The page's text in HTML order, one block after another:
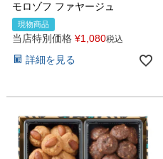
モロゾフ ファヤージュ
現物商品
当店特別価格 ¥1,080税込
詳細を見る